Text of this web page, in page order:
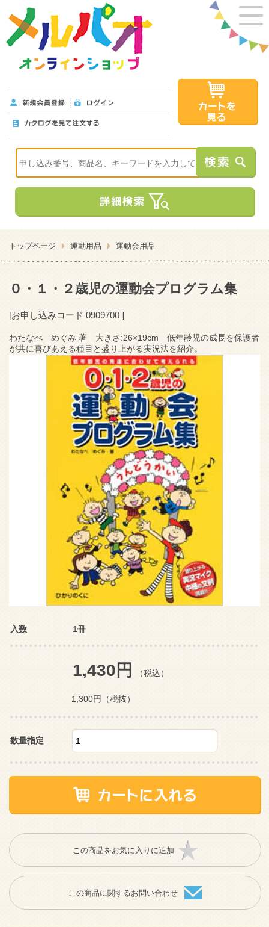
トップページ 運動用品 運動会用品
０・１・２歳児の運動会プログラム集
[お申し込みコード 0909700 ]
わたなべ めぐみ 著 大きさ:26×19cm 低年齢児の成長を保護者
が共に喜びあえる種目と盛り上がる実況法を紹介。
入数 1冊
1,430円 （税込）
1,300円 （税抜）
数量指定
この商品をお気に入りに追加
この商品に関するお問い合わせ